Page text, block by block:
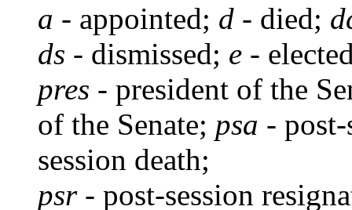
a - appointed; d - died;
ds - dismissed; e -
pres - president of the
of the Senate; psa -
session death;
psr- post-session